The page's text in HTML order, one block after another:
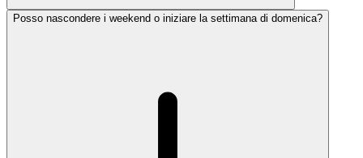
Posso nascondere i weekend o iniziare la settimana di domenica?